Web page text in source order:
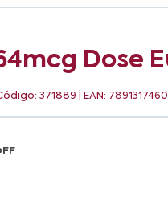
Dose
371889 | EAN: